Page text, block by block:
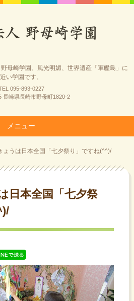
母崎学園。風光明媚、世界遺産「軍艦島」に
近い学園です。
095-893-0227
長崎県長崎市野母町1820-2
メニュー
ょうは日本全国「七夕祭り」ですね(^^)/
日本全国「七夕祭